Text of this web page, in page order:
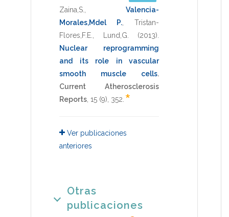
Zaina,S.
Valencia-
Morales,Mdel P.
Tristan-
Flores,F.E.
Lund,G. (2013)
Nuclear reprogramming
and its role in vascular
smooth muscle cells.
Current Atherosclerosis
Reports 15 (9), 352 *
Ver publicaciones
anteriores
Otras
publicaciones